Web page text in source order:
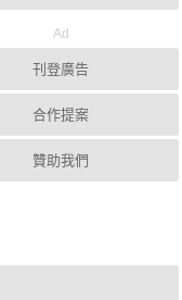
Ad
刊登廣告
合作提案
贊助我們